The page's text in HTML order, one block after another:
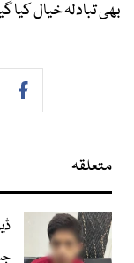
بھی تبادلہ خیال کیا
متعلقہ